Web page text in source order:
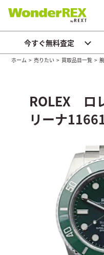
今すぐ無料査定
ホーム >売りたい > 買取品目一覧 >
ROLEX ロ
リーナ